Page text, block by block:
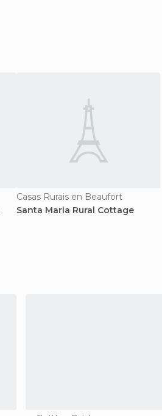
Casas Rurais en Beaufort
Santa Maria Rural Cottage